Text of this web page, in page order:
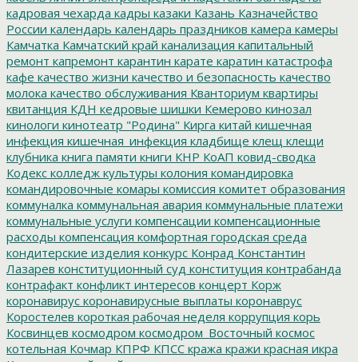
кадровая чехарда кадры казаки Казань Казначейство
России календарь календарь праздников камера камеры
Камчатка Камчатский край канализация капитальный
ремонт капремонт карантин карате каратин катастрофа
кафе качество жизни качество и безопасность качество
молока качество обслуживания Кванториум квартиры
квитанция КДН кедровые шишки Кемерово кинозал
кинологи кинотеатр "Родина" Кирга китай кишечная
инфекция кишечная_инфекция кладбище клещ клещи
клубника книга памяти книги КНР КоАП ковид-сводка
Кодекс колледж культуры колония командировка
командировочные комары комиссия комитет образования
коммуналка коммунальная авария коммунальные платежи
коммунальные услуги компенсации компенсационные
расходы компенсация комфортная городская среда
кондитерские изделия конкурс Конрад Константин
Лазарев конституционный суд конституция контрабанда
контрафакт конфликт интересов концерт Корж
коронавирус коронавирусные выплаты коронаврус
Коростелев короткая рабочая неделя коррупция корь
Косвинцев космодром космодром_Восточный космос
котельная Кочмар КПРФ КПСС кража кражи красная икра